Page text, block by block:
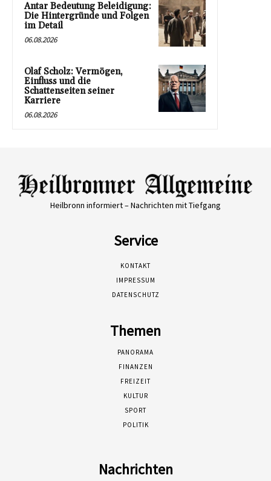
Antar Bedeutung Beleidigung:
Die Hintergründe und Folgen
im Detail
06.08.2026
Olaf Scholz: Vermögen,
Einfluss und die
Schattenseiten seiner
Karriere
06.08.2026
Heilbronn informiert – Nachrichten mit Tiefgang
Service
KONTAKT
IMPRESSUM
DATENSCHUTZ
Themen
PANORAMA
FINANZEN
FREIZEIT
KULTUR
SPORT
POLITIK
Nachrichten